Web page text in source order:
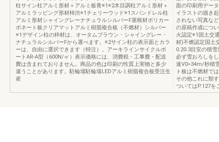
柱サイン柱アルミ形材＋アルミ板青※1※2木目調柱アルミ形材＋
アルミラッピング形材柿渋※1チェリーウッド※1スパンドレル柱
アルミ形材シャイングレーナチュラルシルバーF屋根材ポリカー
ボネート板クリアマットアルミ樹脂複合板（不燃材）シルバー
※1デザイン柱の枠材は、オータムブラウン・シャイングレー・
ナチュラルシルバーFから選べます。※2サイン柱の表示面とカラ
ーは、自由に選択できます（特注）。アーキラインサイクルポ
ートAR-A型（600N/㎡）表示価格には、消費税・工事費・配送
費は含まれておりません。商品の色は印刷の性質上実物と多少
違うことがあります。駐輪場駐輪場LEDアルミ樹脂複合板受注生
産
面の印刷用デー
イラストの描き
されない写真な
の原稿作成につ
火認定※1国土交
材)不燃認定国土
0.20.3目安の積
必ず雪おろしを
速V0=34m/秒積
ト板は不燃材で
その他これに類
ついてはP.127を